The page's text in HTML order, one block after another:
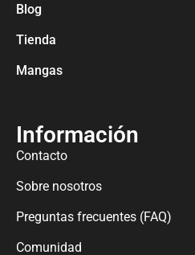
Blog
Tienda
Mangas
Información
Contacto
Sobre nosotros
Preguntas frecuentes (FAQ)
Comunidad